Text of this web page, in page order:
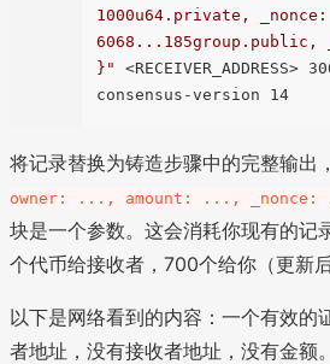
1000u64.private, _nonce:
6068...185group.public,
}"
将记录替换为铸造步骤中的完整输出
owner: ..., amount: ...,
块是一个参数。这会消耗你现有的记
个代币给接收者，700个给你（更新后
以下是网络看到的内容：一个有效的
者地址，没有接收者地址，没有金额